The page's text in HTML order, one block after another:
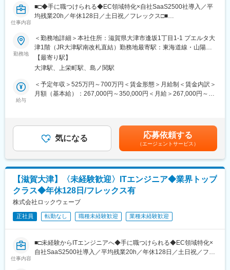
レゼン力、リーダー・マネージャークラスの育成など、テクニカ
ル×ヒューマンスキルの両軸で育成に取り組んでいます。また「A-
自由に利用しているエンジニアも多数います。今後もさらに充実
させていく方針。
■当社について：
当社は、航空宇宙、自動車、電気・電子・通信、IT・情報、エネ
ルギー分野などの業界で、約300社の大手メーカーに技術を提供
しています。まだ世に出ていない新製品の開発など様々なプロジ
夕方街に流れる「夕焼け小焼け」の防災無線用のアンプは全国約
40,000箇所に設置された自社製品です。今後の高齢化社会を見据
え、医療機器業界にも参入。あなたの可能性を広げ大きく羽ばた
す。
変更の範囲：会社の定める業務
仕事内容
■□◆手に職つけられる◆EC領域特化×自社SaaS2500社導入／平
均残業20h／年休128日／土日祝／フレックス□■
＼スマホEC時代の到来を予見し、日本初のレスポンシブECサイ
ト構築プラットフォーム『aishipR』を開発。国内導入実績2,500
社以上／未経験から活躍できる風土◎／
■業務概要：
ECサイトを構築運営するためのプラットフォームを提供する
SaaS事業で業界シェアトップクラスの同社でWebエンジニアとし
■開発環境
・インフラ：AWS
・構成環境：LAMP（Linux、Apache、MySQL、PHP）
・ローカル開発環境：Docker
・プロセス：アジャイル-スクラム
■研修制度： ＼業界未経験でも安心して成長できる◎／
○入社後～2か月
・自社ECプロダクトのデモ環境で機能構成・仕様を理解し、開発
フローの基礎を習得。
・軽微な不具合修正を担当し、先輩からのFBを通じて、品質基準
と実務の流れを習得。
勤務地
＜勤務地詳細＞本社住所：滋賀県大津市逢坂1丁目1-1 プエルタ大
津1階（JR大津駅南改札直結）勤務地最寄駅：東海道線・山陽本
線／大津駅受動喫煙対策：屋内全面禁煙
【最寄り駅】
大津駅、上栄町駅、島ノ関駅
給与
＜予定年収＞525万円～700万円＜賃金形態＞月給制＜賃金内訳＞
月額（基本給）：267,000円～350,000円＜月給＞267,000円～
あります。月給(月額)は固定手当を含めた表記です。
気になる 応募依頼する
（エージェントサービス）
【滋賀大津】〈未経験歓迎〉ITエンジニア◆業界トップ
クラス◆年休128日/フレックス有
株式会社ロックウェーブ
正社員 転勤なし 職種未経験歓迎 業種未経験歓迎
仕事内容
■□未経験からITエンジニアへ◆手に職つけられる◆EC領域特化×
自社SaaS2500社導入／平均残業20h／年休128日／土日祝／フレ